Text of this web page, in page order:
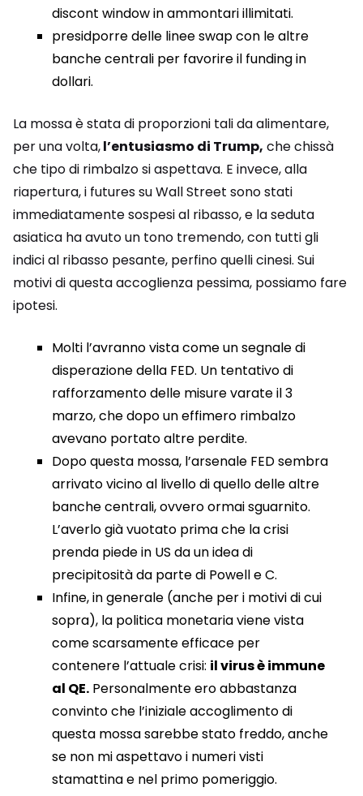
discont window in ammontari illimitati.
presidporre delle linee swap con le altre
banche centrali per favorire il funding in
dollari.
La mossa è stata di proporzioni tali da alimentare,
per una volta,l’entusiasmo di Trump, che chissà
che tipo di rimbalzo si aspettava. E invece, alla
riapertura, i futures su Wall Street sono stati
immediatamente sospesi al ribasso, e la seduta
asiatica ha avuto un tono tremendo, con tutti gli
indici al ribasso pesante, perfino quelli cinesi. Sui
motivi di questa accoglienza pessima, possiamo fare
ipotesi.
Molti l’avranno vista come un segnale di
disperazione della FED. Un tentativo di
rafforzamento delle misure varate il 3
marzo, che dopo un effimero rimbalzo
avevano portato altre perdite.
Dopo questa mossa, l’arsenale FED sembra
arrivato vicino al livello di quello delle altre
banche centrali, ovvero ormai sguarnito.
L’averlo già vuotato prima che la crisi
prenda piede in US da un idea di
precipitosità da parte di Powell e C.
Infine, in generale (anche per i motivi di cui
sopra), la politica monetaria viene vista
come scarsamente efficace per
contenere l’attuale crisi: il virus è immune
al QE. Personalmente ero abbastanza
convinto che l’iniziale accoglimento di
questa mossa sarebbe stato freddo, anche
se non mi aspettavo i numeri visti
stamattina e nel primo pomeriggio.